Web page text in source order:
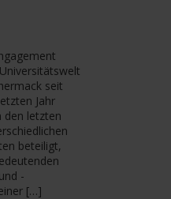
seit
Jahr
den letzten
beteiligt,
-
[…]